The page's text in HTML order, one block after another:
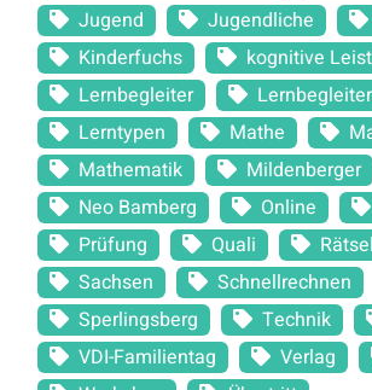
Jugend
Jugendliche
Kinderfuchs
kognitive
Lernbegleiter
Lerntypen
Mathe
Mathematik
Mildenberger
Neo Bamberg
Online
Prüfung
Quali
Rätsel
Sachsen
Schnellrechnen
Sperlingsberg
Technik
VDI-Familientag
Verlag